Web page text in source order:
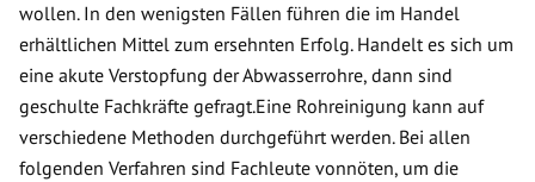
wollen. In den wenigsten Fällen führen die im Handel
erhältlichen Mittel zum ersehnten Erfolg. Handelt es sich um
eine akute Verstopfung der Abwasserrohre, dann sind
geschulte Fachkräfte gefragt.Eine Rohreinigung kann auf
verschiedene Methoden durchgeführt werden. Bei allen
folgenden Verfahren sind Fachleute vonnöten, um die